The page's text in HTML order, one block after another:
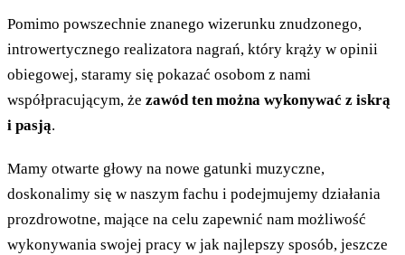
Pomimo powszechnie znanego wizerunku znudzonego,
introwertycznego realizatora nagrań, który krąży w opinii
obiegowej, staramy się pokazać osobom z nami
współpracującym, że zawód ten można wykonywać z iskrą
i pasją.
Mamy otwarte głowy na nowe gatunki muzyczne,
doskonalimy się w naszym fachu i podejmujemy działania
prozdrowotne, mające na celu zapewnić nam możliwość
wykonywania swojej pracy w jak najlepszy sposób, jeszcze